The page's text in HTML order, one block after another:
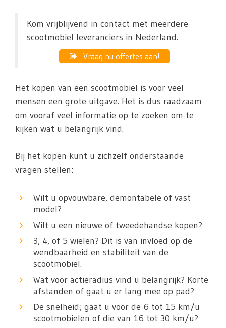
Kom vrijblijvend in contact met meerdere
scootmobiel leveranciers in Nederland.
Vraag nu offertes aan!
Het kopen van een scootmobiel is voor veel
mensen een grote uitgave. Het is dus raadzaam
om vooraf veel informatie op te zoeken om te
kijken wat u belangrijk vind.
Bij het kopen kunt u zichzelf onderstaande
vragen stellen:
Wilt u opvouwbare, demontabele of vast
model?
Wilt u een nieuwe of tweedehandse kopen?
3, 4, of 5 wielen? Dit is van invloed op de
wendbaarheid en stabiliteit van de
scootmobiel.
Wat voor actieradius vind u belangrijk? Korte
afstanden of gaat u er lang mee op pad?
De snelheid; gaat u voor de 6 tot 15 km/u
scootmobielen of die van 16 tot 30 km/u?